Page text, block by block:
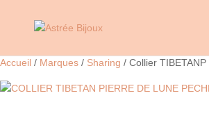
Accueil / Marques / Sharing / Collier